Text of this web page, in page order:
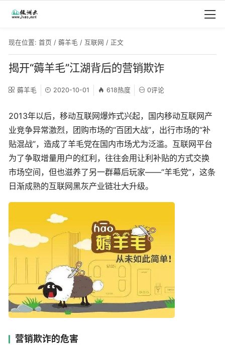
现在位置: 首页 / 薅羊毛 / 互联网 / 正文
揭开“薅羊毛”江湖背后的营销欺诈
薅羊毛 2020-10-01 618热度 0评论
2013年以后，移动互联网爆炸式兴起，国内移动互联网产
业竞争异常激烈，团购市场的“百团大战”，出行市场的“补
贴混战”，造成了羊毛党在国内市场尤为泛滥。互联网平台
为了争取增量用户的红利，往往会用让利补贴的方式交换
市场空间，但也滋养了另一群幕后玩家——“羊毛党”，这条
日渐成熟的互联网黑灰产业链壮大升级。
营销欺诈的危害